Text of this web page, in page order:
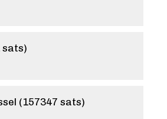
sats)
(157347 sats)